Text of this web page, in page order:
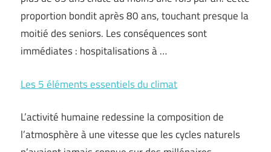
proportion bondit après 80 ans, touchant presque la
moitié des seniors. Les conséquences sont
immédiates : hospitalisations à …
Les 5 éléments essentiels du climat
L’activité humaine redessine la composition de
l’atmosphère à une vitesse que les cycles naturels